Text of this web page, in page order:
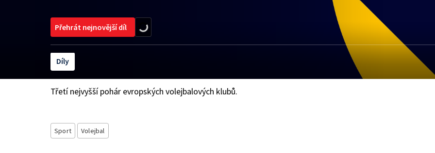
Přehrát nejnovější díl
Díly
Třetí nejvyšší pohár evropských volejbalových klubů.
Sport Volejbal